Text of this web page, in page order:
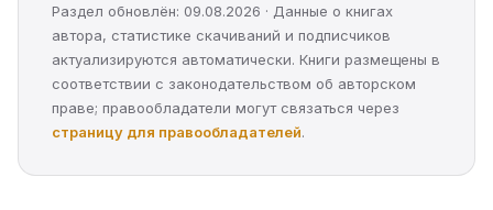
Раздел обновлён: 09.08.2026 · Данные о книгах
автора, статистике скачиваний и подписчиков
актуализируются автоматически. Книги размещены в
соответствии с законодательством об авторском
праве; правообладатели могут связаться через
страницу для правообладателей.